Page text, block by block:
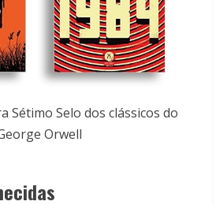
Sétimo Selo dos clássicos do
Orwell